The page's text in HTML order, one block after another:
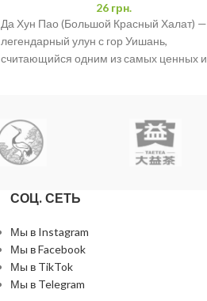
26грн.
Да Хун Пао (Большой Красный Халат) —
легендарный улун с гор Уишань,
считающийся одним из самых ценных и
СОЦ. СЕТЬ
Мы в Instagram
Мы в Facebook
Мы в TikTok
Мы в Telegram